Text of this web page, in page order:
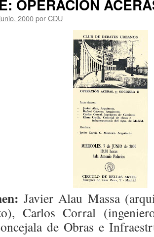
OPERACIÓN
2000porCDU
Javier Alau Massa
Carlos Corral
de Obras e